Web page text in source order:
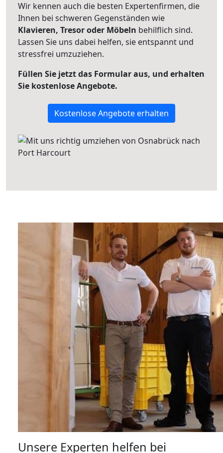
Wir kennen auch die besten Expertenfirmen, die
Ihnen bei schweren Gegenständen wie
Klavieren, Tresor oder Möbeln behilflich sind.
Lassen Sie uns dabei helfen, sie entspannt und
stressfrei umzuziehen.
Füllen Sie jetzt das Formular aus, und erhalten
Sie kostenlose Angebote.
Kostenlose Angebote erhalten
Unsere Experten helfen bei